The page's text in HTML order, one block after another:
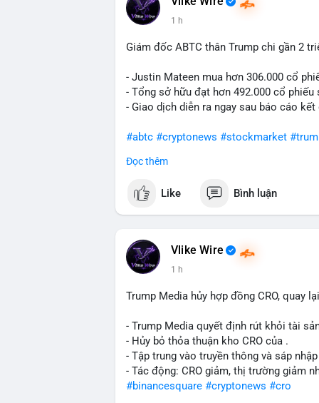
1 h
Giám đốc ABTC thân Trump chi gần 2
- Justin Mateen mua hơn 306.000 cổ
- Tổng sở hữu đạt hơn 492.000 cổ phiếu
- Giao dịch diễn ra ngay sau báo cáo
#abtc #cryptonews #stockmarket
$btc $eth
#vlikevn #titanbot
Đọc thêm
Like Bình luận
Vlike Wire
1 h
Trump Media hủy hợp đồng CRO, quay
- Trump Media quyết định rút khỏi tài
- Hủy bỏ thỏa thuận kho CRO của .
- Tập trung vào truyền thông và sáp
- Tác động: CRO giảm, thị trường giảm
#binancesquare #cryptonews #cro